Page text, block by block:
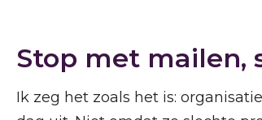
Stop met mailen,
Ik zeg het zoals het is: